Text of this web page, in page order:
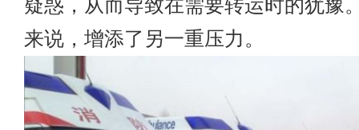
疑惑，从而导致在需要转运时的犹豫
来说，增添了另一重压力。